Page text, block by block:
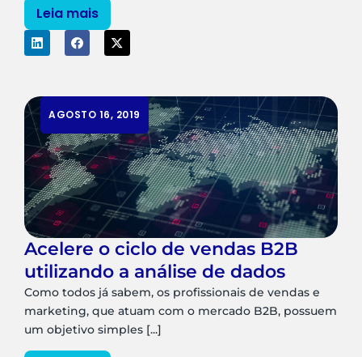
Leia mais
AGOSTO 16, 2019
Acelere o ciclo de vendas B2B
utilizando a análise de dados
Como todos já sabem, os profissionais de vendas e
marketing, que atuam com o mercado B2B, possuem
um objetivo simples [...]